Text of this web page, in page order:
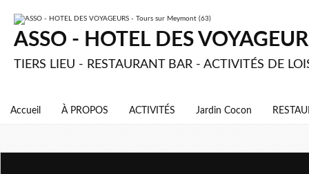
ASSO - HOTEL DES
TIERS LIEU - RESTAURANT BAR - ACTIVITÉS DE
Accueil À PROPOS ACTIVITÉS Jardin Cocon